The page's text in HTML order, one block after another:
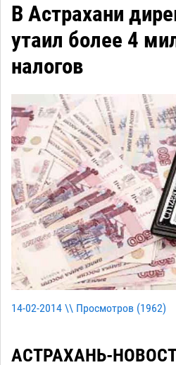
В Астрахани
утаил более 4
налогов
14-02-2014 \\ Просмотров (1962)
АСТРАХАНЬ-